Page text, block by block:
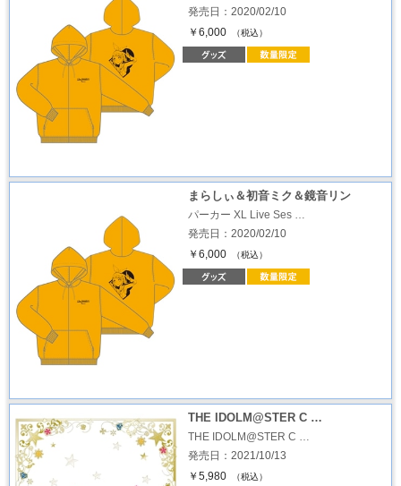
発売日：2020/02/10
￥6,000
（税込）
まらしぃ＆初音ミク＆鏡音リン
パーカー XL Live Ses …
発売日：2020/02/10
￥6,000
（税込）
THE IDOLM@STER C …
THE IDOLM@STER C …
発売日：2021/10/13
￥5,980
（税込）